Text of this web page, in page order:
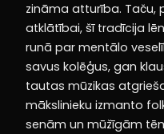
zināma atturība. Taču,
atklātībai, šī tradīcija
runā par mentālo
savus kolēģus, gan
tautas mūzikas
mākslinieku izmanto
senām un mūžīgām